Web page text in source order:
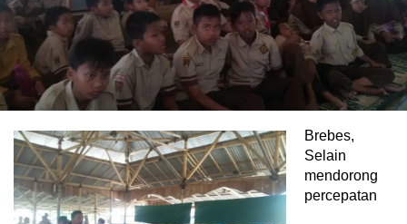
Brebes,
Selain
mendorong
percepatan